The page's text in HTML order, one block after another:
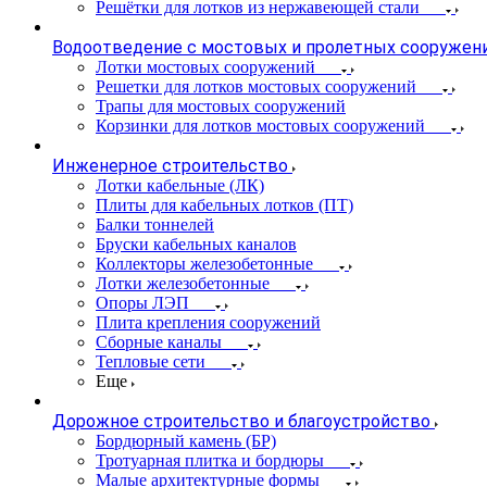
Решётки для лотков из нержавеющей стали
Водоотведение с мостовых и пролетных
Лотки мостовых сооружений
Решетки для лотков мостовых сооружений
Трапы для мостовых сооружений
Корзинки для лотков мостовых сооружений
Инженерное строительство
Лотки кабельные (ЛК)
Плиты для кабельных лотков (ПТ)
Балки тоннелей
Бруски кабельных каналов
Коллекторы железобетонные
Лотки железобетонные
Опоры ЛЭП
Плита крепления сооружений
Сборные каналы
Тепловые сети
Еще
Дорожное строительство и благоустройство
Бордюрный камень (БР)
Тротуарная плитка и бордюры
Малые архитектурные формы